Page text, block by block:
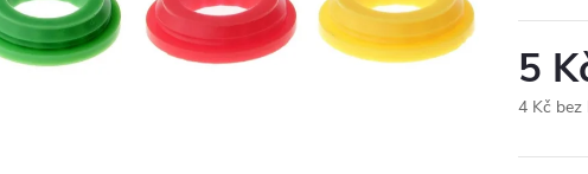
5
4 Kč bez
cena: